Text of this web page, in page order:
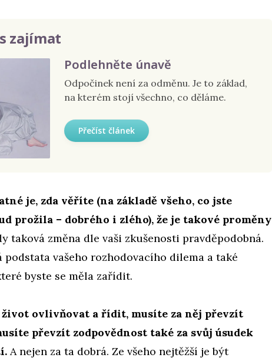
zajímat
Podlehněte únavě
Odpočinek není za odměnu. Je to základ,
na kterém stojí všechno, co děláme.
Přečíst článek
je, zda věříte (na základě všeho, co jste
prožila – dobrého i zlého), že je takové proměny
taková změna dle vaši zkušenosti pravděpodobná.
vašeho rozhodovacího dilema a také
byste se měla zařídit.
život ovlivňovat a řídit, musíte za něj převzít
převzít zodpovědnost také za svůj úsudek
A nejen za ta dobrá. Ze všeho nejtěžší je být